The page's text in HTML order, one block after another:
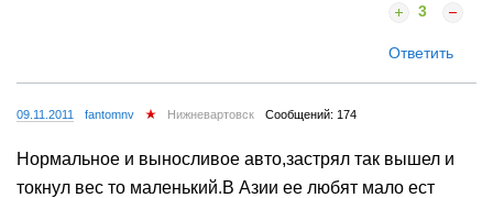
3
Ответить
09.11.2011 fantomnv Нижневартовск Сообщений: 174
Нормальное и выносливое авто,застрял так вышел и
токнул вес то маленький.В Азии ее любят мало ест